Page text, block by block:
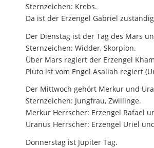
Sternzeichen: Krebs.
Da ist der Erzengel Gabriel
Der Dienstag ist der Tag des Mars
Sternzeichen: Widder, Skorpion.
Über Mars regiert der Erzengel
Pluto ist vom Engel Asaliah regiert
Der Mittwoch gehört Merkur und
Sternzeichen: Jungfrau, Zwillinge.
Merkur Herrscher: Erzengel Rafael
Uranus Herrscher: Erzengel Uriel
Donnerstag ist Jupiter Tag.